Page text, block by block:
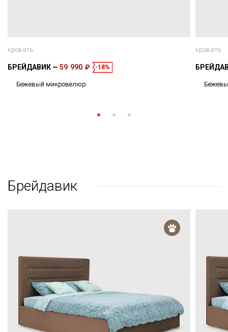
кровать
БРЕЙДАВИК 59 990 ₽ -18%
Бежевый микровелюр
кровать
Брейдавик